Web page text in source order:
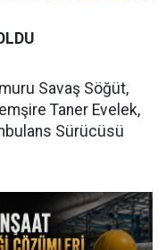
Savaş Söğüt,
Taner Evelek,
Sürücüsü